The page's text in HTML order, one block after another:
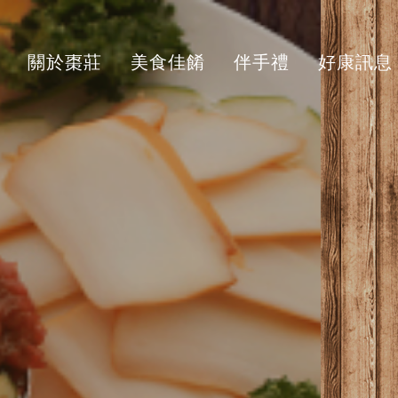
關於棗莊 美食佳餚 伴手禮 好康訊息